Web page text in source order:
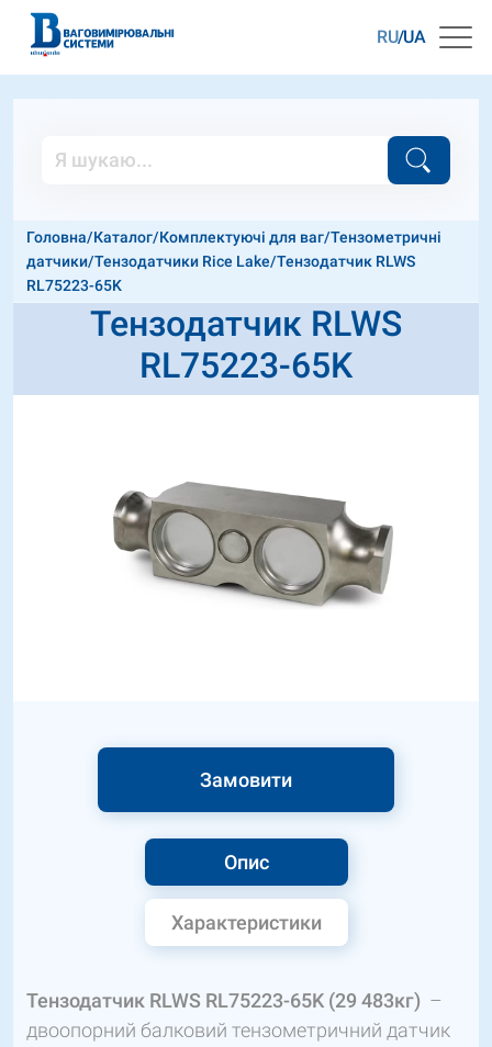
RU UA
Головна/Каталог/Комплектуючі для ваг/Тензометричні
датчики/Тензодатчики Rice Lake/Тензодатчик RLWS
RL75223-65K
Тензодатчик RLWS
RL75223-65K
Опис
Характеристики
Замовити
Тензодатчик RLWS RL75223-65K (29 483кг) –
двоопорний балковий тензометричний датчик